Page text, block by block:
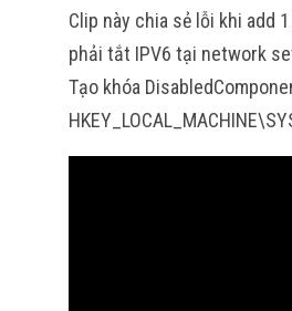
Clip này chia sẻ lỗi khi add
phải tắt IPV6 tại network
Tạo khóa